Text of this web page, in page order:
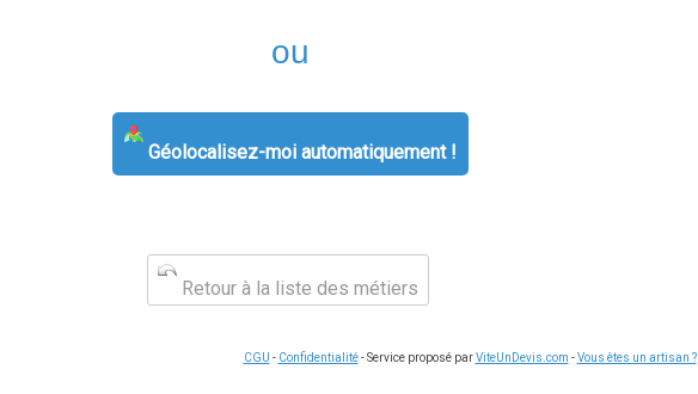
ou
Géolocalisez-moi automatiquement !
Retour à la liste des métiers
CGU - Confidentialité- Service proposé parViteUnDevis.com -Vous êtes un artisan ?